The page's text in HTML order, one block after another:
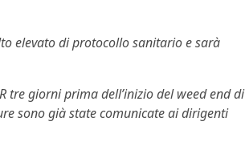
elevato di protocollo sanitario e sarà
tre giorni prima dell’inizio del weed end di
sono già state comunicate ai dirigenti